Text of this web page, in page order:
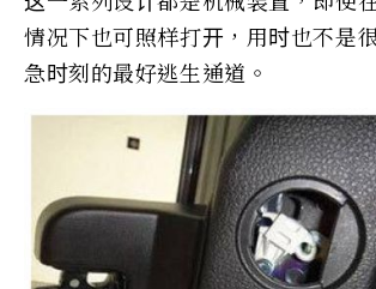
情况下也可照样打开，用时也不是
急时刻的最好逃生通道。